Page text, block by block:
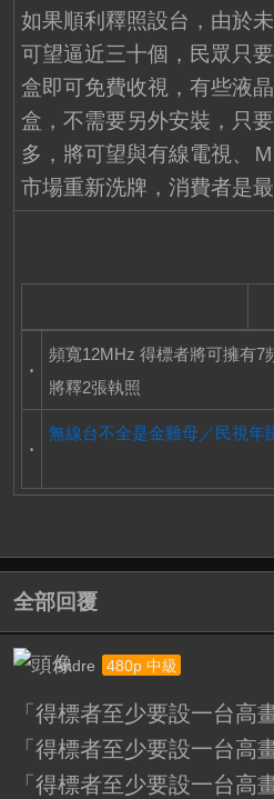
如果順利釋照設台，由於
可望逼近三十個，民眾只
盒即可免費收視，有些液
盒，不需要另外安裝，只
多，將可望與有線電視、
市場重新洗牌，消費者是最
‧
頻寬12MHz 得標者將可擁有7
將釋2張執照
‧
無線台不全是金雞母／民視年
全部回覆
Andre 480p 中級
「得標者至少要設一台高
「得標者至少要設一台高
「得標者至少要設一台高